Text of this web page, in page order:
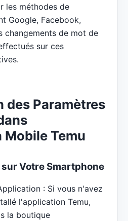
les méthodes de
Google, Facebook,
changements de mot de
sur ces
Paramètres
Temu
Votre Smartphone
: Si vous n'avez
l'application Temu,
la boutique